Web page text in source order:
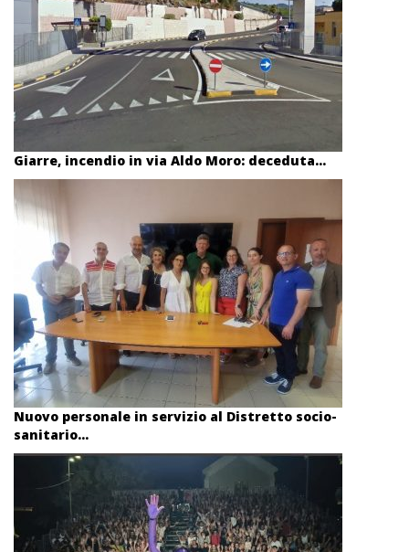
Giarre, incendio in via Aldo Moro: deceduta...
Nuovo personale in servizio al Distretto socio-
sanitario...